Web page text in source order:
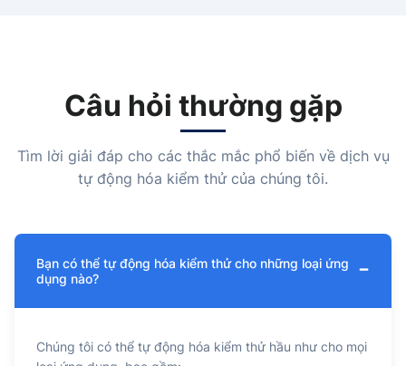
Câu hỏi thường gặp
Tìm lời giải đáp cho các thắc mắc phổ biến về dịch vụ
tự động hóa kiểm thử của chúng tôi.
Bạn có thể tự động hóa kiểm thử cho những loại ứng
dụng nào?
−
Chúng tôi có thể tự động hóa kiểm thử hầu như cho mọi